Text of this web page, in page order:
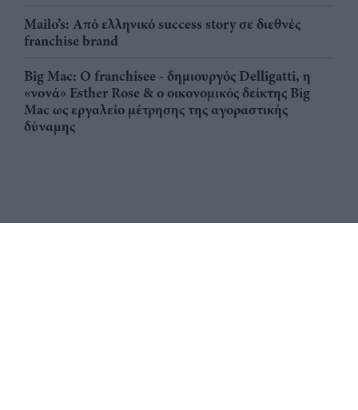
Mailo’s: Από ελληνικό success story σε διεθνές
franchise brand
Big Mac: Ο franchisee - δημιουργός Delligatti, η
«νονά» Esther Rose & ο οικονομικός δείκτης Big
Mac ως εργαλείο μέτρησης της αγοραστικής
δύναμης